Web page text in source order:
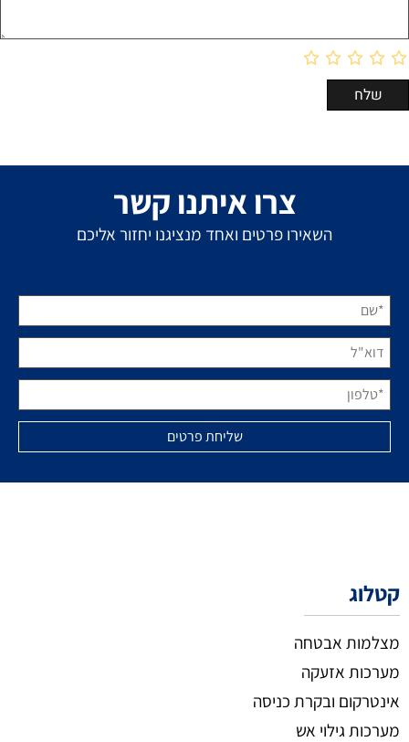
צרו איתנו קשר
השאירו פרטים ואחד מנציגנו יחזור אליכם
קטלוג
מצלמות אבטחה
מערכות אזעקה
אינטרקום ובקרת כניסה
מערכות גילוי אש